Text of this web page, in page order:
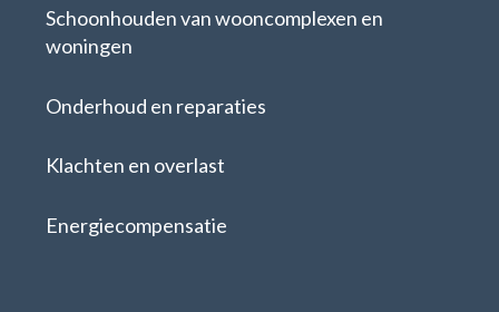
Schoonhouden van wooncomplexen en
woningen
Onderhoud en reparaties
Klachten en overlast
Energiecompensatie